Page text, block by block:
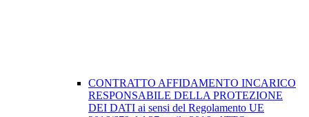
CONTRATTO AFFIDAMENTO INCARICO
RESPONSABILE DELLA PROTEZIONE
DEI DATI ai sensi del Regolamento UE